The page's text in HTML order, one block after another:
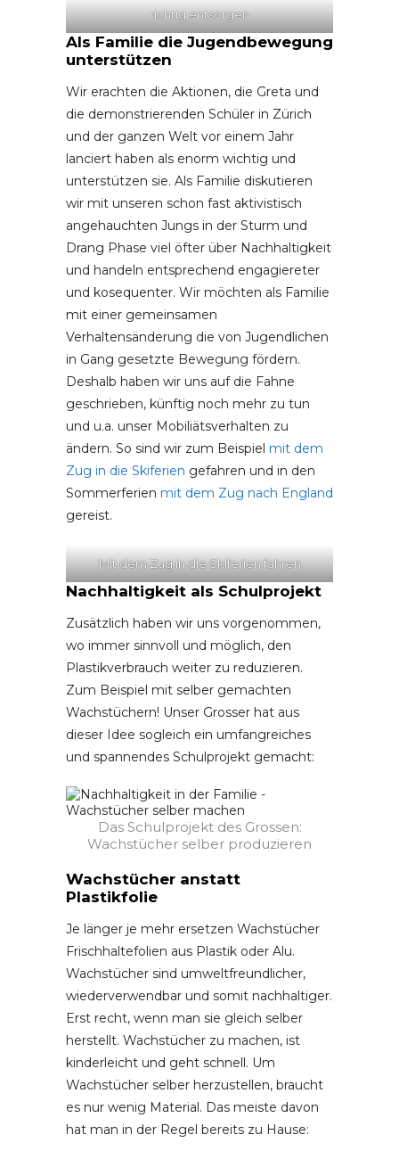
richtig entsorgen
Als Familie die Jugendbewegung
unterstützen
Wir erachten die Aktionen, die Greta und
die demonstrierenden Schüler in Zürich
und der ganzen Welt vor einem Jahr
lanciert haben als enorm wichtig und
unterstützen sie. Als Familie diskutieren
wir mit unseren schon fast aktivistisch
angehauchten Jungs in der Sturm und
Drang Phase viel öfter über Nachhaltigkeit
und handeln entsprechend engagiereter
und kosequenter. Wir möchten als Familie
mit einer gemeinsamen
Verhaltensänderung die von Jugendlichen
in Gang gesetzte Bewegung fördern.
Deshalb haben wir uns auf die Fahne
geschrieben, künftig noch mehr zu tun
und u.a. unser Mobiliätsverhalten zu
ändern. So sind wir zum Beispiel mit dem
Zug in die Skiferien gefahren und in den
Sommerferien mit dem Zug nach England
gereist.
Mit dem Zug in die Skiferien fahren
Nachhaltigkeit als Schulprojekt
Zusätzlich haben wir uns vorgenommen,
wo immer sinnvoll und möglich, den
Plastikverbrauch weiter zu reduzieren.
Zum Beispiel mit selber gemachten
Wachstüchern! Unser Grosser hat aus
dieser Idee sogleich ein umfangreiches
und spannendes Schulprojekt gemacht:
Das Schulprojekt des Grossen:
Wachstücher selber produzieren
Wachstücher anstatt
Plastikfolie
Je länger je mehr ersetzen Wachstücher
Frischhaltefolien aus Plastik oder Alu.
Wachstücher sind umweltfreundlicher,
wiederverwendbar und somit nachhaltiger.
Erst recht, wenn man sie gleich selber
herstellt. Wachstücher zu machen, ist
kinderleicht und geht schnell. Um
Wachstücher selber herzustellen, braucht
es nur wenig Material. Das meiste davon
hat man in der Regel bereits zu Hause: